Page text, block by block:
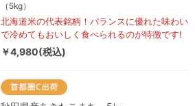
（5kg）
北海道米の代表銘柄！バランスに優れた味わい
で冷めてもおいしく食べられるのが特徴です!
￥4,980(税込)